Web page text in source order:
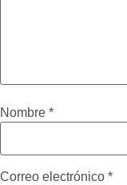
Nombre *
Correo electrónico *